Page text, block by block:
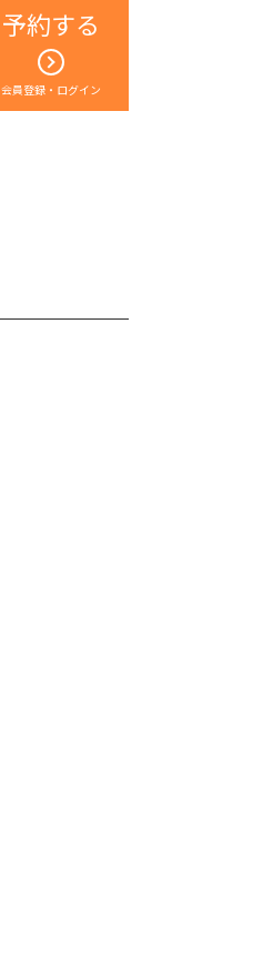
予約する
会員登録・ログイン